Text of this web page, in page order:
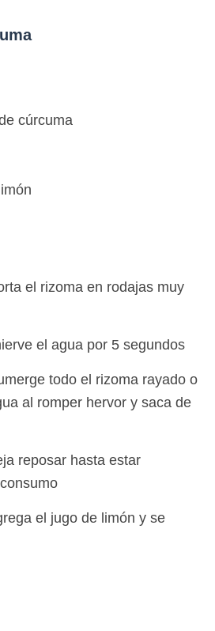
cúrcuma
el rizoma en rodajas muy
el agua por 5 segundos
todo el rizoma rayado o
al romper hervor y saca de
reposar hasta estar
el jugo de limón y se